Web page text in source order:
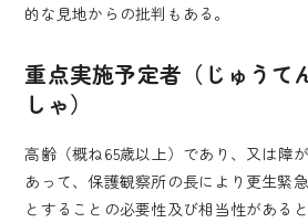
的な見地からの批判もある。
重点実施予定者（じゅうて
しゃ）
高齢（概ね65歳以上）であり、又は障
あって、保護観察所の長により更生緊
とすることの必要性及び相当性がある